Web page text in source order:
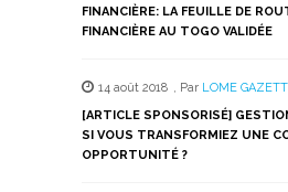
FINANCIÈRE: LA FEUILLE DE
FINANCIÈRE AU TOGO VALIDÉE
14 août 2018 , Par LOME
[ARTICLE SPONSORISÉ]
SI VOUS TRANSFORMIEZ UNE
OPPORTUNITÉ ?